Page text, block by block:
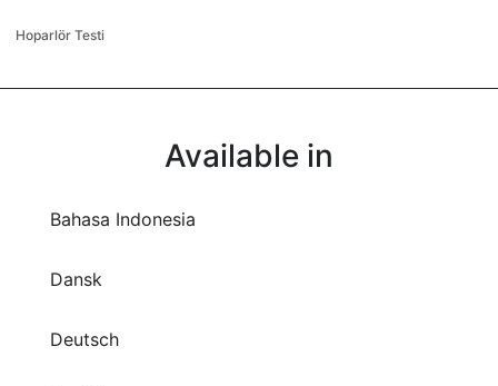
Hoparlör Testi
Available in
Bahasa Indonesia
Dansk
Deutsch